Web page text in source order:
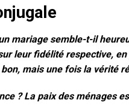
mariage semble-t-il
leur fidélité respective,
mais une fois la vérité
? La paix des ménages